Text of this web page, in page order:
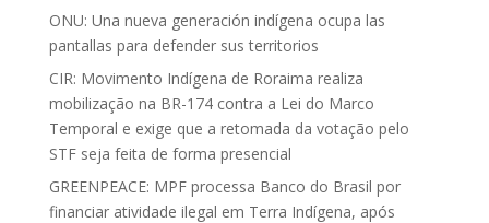
ONU: Una nueva generación indígena ocupa las
pantallas para defender sus territorios
CIR: Movimento Indígena de Roraima realiza
mobilização na BR-174 contra a Lei do Marco
Temporal e exige que a retomada da votação pelo
STF seja feita de forma presencial
GREENPEACE: MPF processa Banco do Brasil por
financiar atividade ilegal em Terra Indígena, após